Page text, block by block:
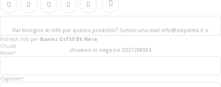
Hai bisogno di info per questo prodotto? Scrivici una mail info@smpalma.it o
chiamaci in negozio 0227208934
Richiedi info per Ibanez Gsf50 Bk Nera
Chiudi
Nome*
Cognome*